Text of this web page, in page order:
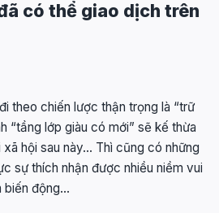
có thể giao dịch trên
theo chiến lược thận trọng là “trữ
“tầng lớp giàu có mới” sẽ kế thừa
hội sau này… Thì cũng có những
sự thích nhận được nhiều niềm vui
biến động…